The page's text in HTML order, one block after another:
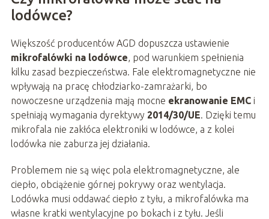
lodówce?
Większość producentów AGD dopuszcza ustawienie
mikrofalówki na lodówce, pod warunkiem spełnienia
kilku zasad bezpieczeństwa. Fale elektromagnetyczne nie
wpływają na pracę chłodziarko-zamrażarki, bo
nowoczesne urządzenia mają mocne ekranowanie EMCi
spełniają wymagania dyrektywy 2014/30/UE. Dzięki temu
mikrofala nie zakłóca elektroniki w lodówce, a z kolei
lodówka nie zaburza jej działania.
Problemem nie są więc pola elektromagnetyczne, ale
ciepło, obciążenie górnej pokrywy oraz wentylacja.
Lodówka musi oddawać ciepło z tyłu, a mikrofalówka ma
własne kratki wentylacyjne po bokach i z tyłu. Jeśli